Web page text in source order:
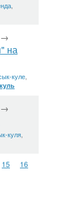
→
на
куле
→
куля
15
16